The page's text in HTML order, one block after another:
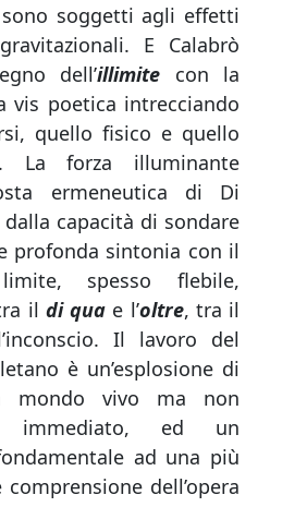
soggetti agli effetti
E Calabrò
dell’illimite con la
vis poetica intrecciando
quello fisico e quello
La forza illuminante
ermeneutica di Di
capacità di sondare
profonda sintonia con il
spesso flebile,
il di qua e l’oltre, tra il
Il lavoro del
è un’esplosione di
mondo vivo ma non
immediato, ed un
ad una più
comprensione dell’opera